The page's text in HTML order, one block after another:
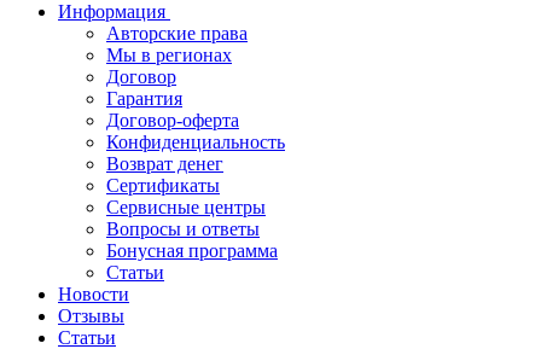
Информация
Авторские права
Мы в регионах
Договор
Гарантия
Договор-оферта
Конфиденциальность
Возврат денег
Сертификаты
Сервисные центры
Вопросы и ответы
Бонусная программа
Статьи
Новости
Отзывы
Статьи